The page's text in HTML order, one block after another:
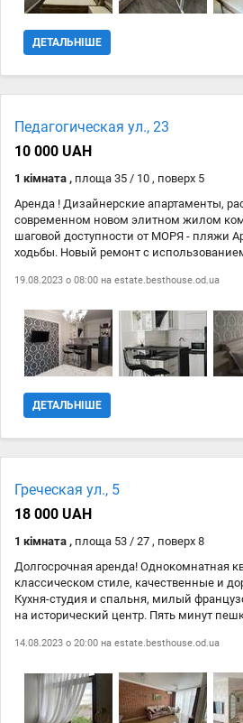
зал, салон красоты, рестораны,
ДЕТАЛЬНІШЕ
Педагогическая ул., 23
10 000 UAH
1 кімната , площа 35 / 10 , поверх 5
Аренда ! Дизайнерские апартаменты,
современном новом элитном жилом
шаговой доступности от МОРЯ - пляжи
ходьбы. Новый ремонт с
ортопедическим матрасом премиум
имеются все необходимые кухонные
техника. На территории жилого
В шаговой доступности - ТЦ КАДОР, ТЦ
мини-базарчик на 7 станции Фонтана.
19.08.2023 о 08:00 на estate.besthouse.od.ua
ДЕТАЛЬНІШЕ
Греческая ул., 5
18 000 UAH
1 кімната , площа 53 / 27 , поверх 8
Долгосрочная аренда! Однокомнатная
классическом стиле, качественные и
Кухня-студия и спальня, милый
на исторический центр. Пять минут
доступности пляж Ланжерон. Позвольте
14.08.2023 о 20:00 на estate.besthouse.od.ua